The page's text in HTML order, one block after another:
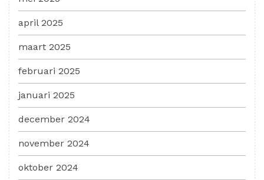
april 2025
maart 2025
februari 2025
januari 2025
december 2024
november 2024
oktober 2024